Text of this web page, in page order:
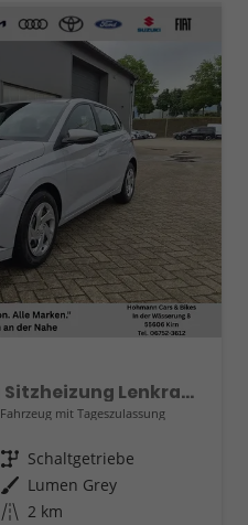
1.0 T-GDI 90PS 5-türig Sitzheizung Lenkradheizung Rückf.Kamera PDC Klima Apple CarPlay Android Auto Tempomat Touchscreen
Fahrzeug mit Tageszulassung
Getriebe Schaltgetriebe
Außenfarbe Lumen Grey
Kilometerstand 2 km